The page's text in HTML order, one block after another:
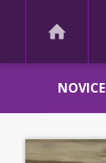
NOVICE